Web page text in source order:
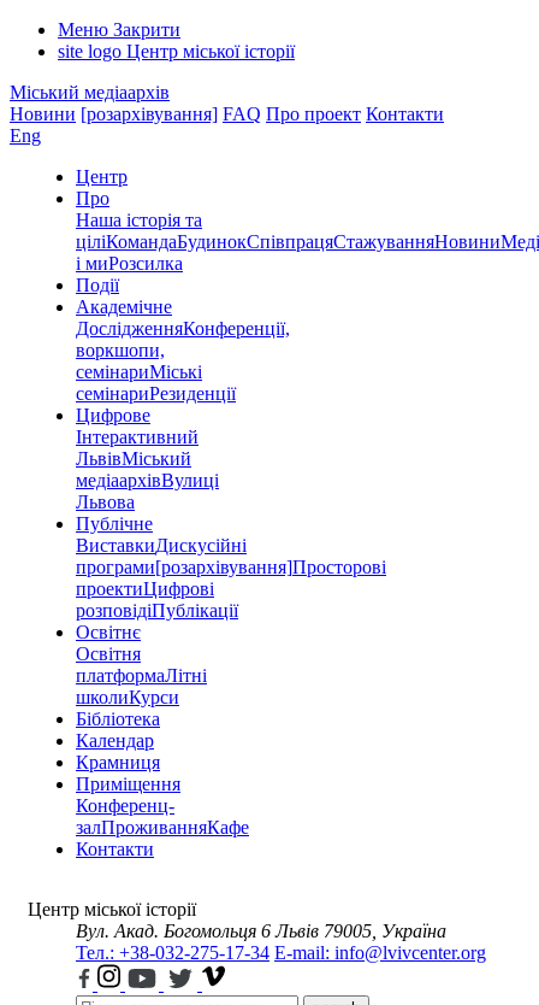
Меню Закрити
site logo Центр міської історії
Міський медіаархів
Новини [розархівування] FAQ Про проект Контакти
Eng
Центр
Про
Наша історія та
ціліКомандаБудинокСпівпрацяСтажуванняНовини
і миРозсилка
Події
Академічне
ДослідженняКонференції,
воркшопи,
семінариМіські
семінариРезиденції
Цифрове
Інтерактивний
ЛьвівМіський
медіаархівВулиці
Львова
Публічне
ВиставкиДискусійні
програми[розархівування]Просторові
проектиЦифрові
розповідіПублікації
Освітнє
Освітня
платформаЛітні
школиКурси
Бібліотека
Календар
Крамниця
Приміщення
Конференц-
залПроживанняКафе
Контакти
Центр міської історії
Вул. Акад. Богомольця 6 Львів 79005, Україна
Тел.: +38-032-275-17-34 E-mail: info@lvivcenter.org